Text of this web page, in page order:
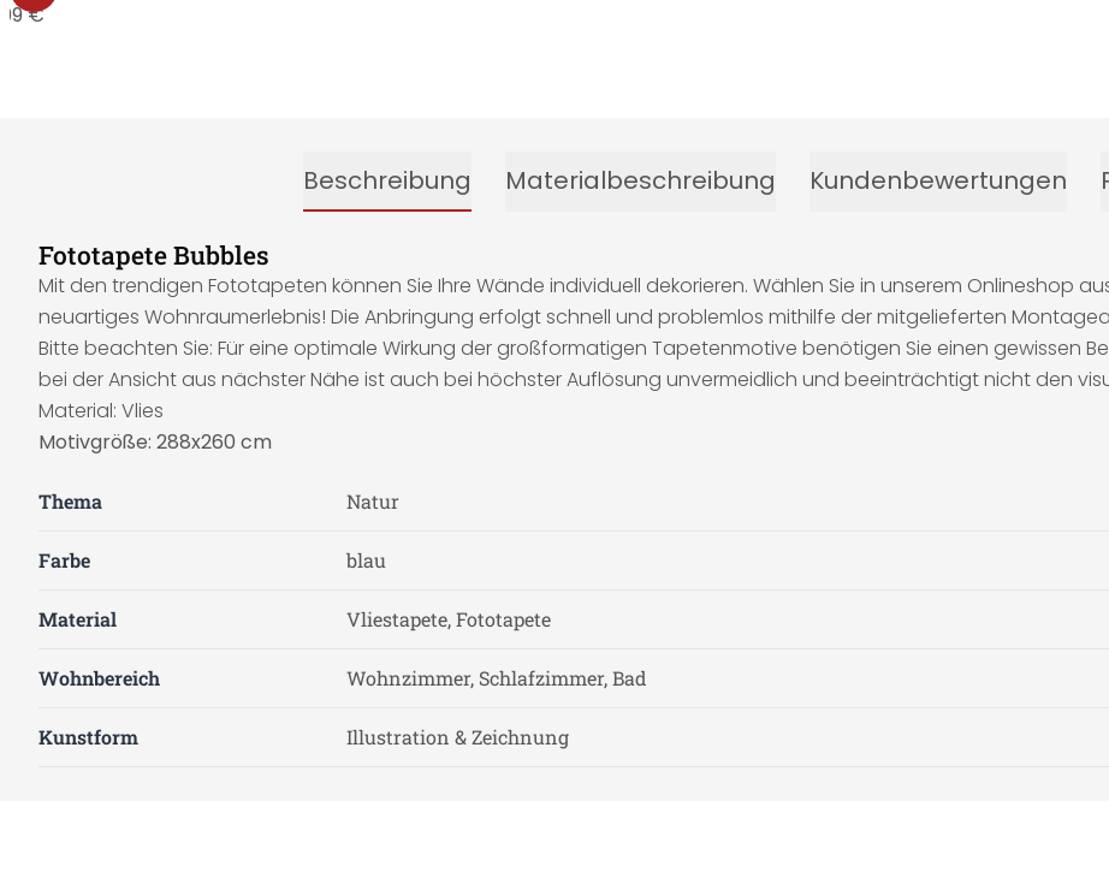
€
Beschreibung Materialbeschreibung Kundenbewertungen
Fototapete Bubbles
Mit den trendigen Fototapeten können Sie Ihre Wände individuell dekorieren. Wählen Sie in unserem Onlineshop
neuartiges Wohnraumerlebnis! Die Anbringung erfolgt schnell und problemlos mithilfe der mitgelieferten
Bitte beachten Sie: Für eine optimale Wirkung der großformatigen Tapetenmotive benötigen Sie einen gewissen
bei der Ansicht aus nächster Nähe ist auch bei höchster Auflösung unvermeidlich und beeinträchtigt nicht den
Material: Vlies
Motivgröße: 288x260 cm
Thema Natur
Farbe blau
Material Vliestapete, Fototapete
Wohnbereich Wohnzimmer, Schlafzimmer, Bad
Kunstform Illustration & Zeichnung